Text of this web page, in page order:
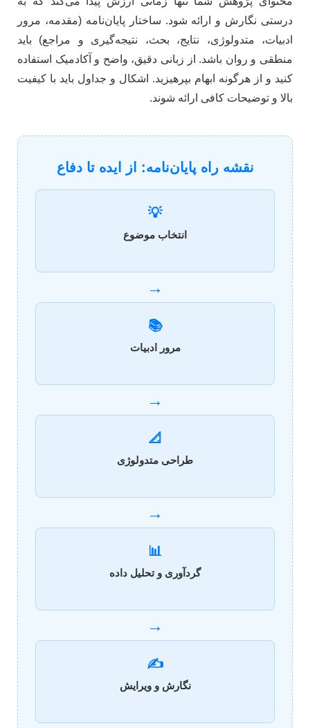
درستی نگارش و ارائه شود. ساختار پایان‌نامه (مقدمه، مرور
ادبیات، متدولوژی، نتایج، بحث، نتیجه‌گیری و مراجع) باید
منطقی و روان باشد. از زبانی دقیق، واضح و آکادمیک استفاده
کنید و از هرگونه ابهام بپرهیزید. اشکال و جداول باید با کیفیت
بالا و توضیحات کافی ارائه شوند.
نقشه راه پایان‌نامه: از ایده تا دفاع
💡
انتخاب موضوع
→
📚
مرور ادبیات
→
📐
طراحی متدولوژی
→
📊
گردآوری و تحلیل داده
→
✍️
نگارش و ویرایش